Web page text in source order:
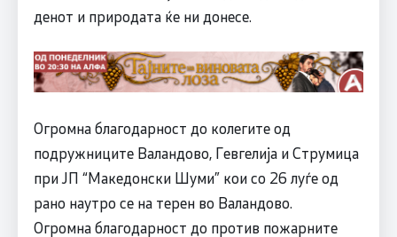
денот и природата ќе ни донесе.
Огромна благодарност до колегите од
подружниците Валандово, Гевгелија и Струмица
при ЈП “Македонски Шуми” кои со 26 луѓе од
рано наутро се на терен во Валандово.
Огромна благодарност до против пожарните